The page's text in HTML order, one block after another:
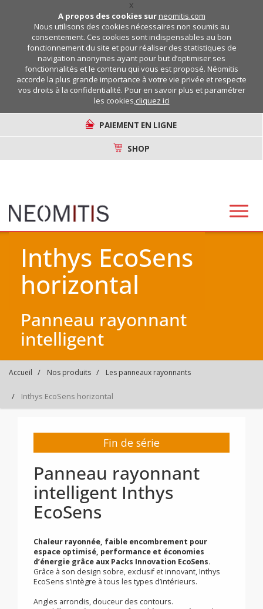
X
A propos des cookies sur neomitis.com
Nous utilisons des cookies nécessaires non soumis au
consentement. Ces cookies sont indispensables au bon
fonctionnement du site et pour réaliser des statistiques de
navigation anonymes ayant pour but d’optimiser ses
fonctionnalités et le contenu qui vous est proposé. Néomitis
accorde la plus grande importance à votre vie privée et respecte
vos droits à la confidentialité. Pour en savoir plus et paramétrer
les cookies,cliquez ici
PAIEMENT EN LIGNE
SHOP
Inthys EcoSens
horizontal
Panneau rayonnant
intelligent
Accueil Nos produits Les panneaux rayonnants
Inthys EcoSens horizontal
Fin de série
Panneau rayonnant
intelligent Inthys
EcoSens
Chaleur rayonnée, faible encombrement pour